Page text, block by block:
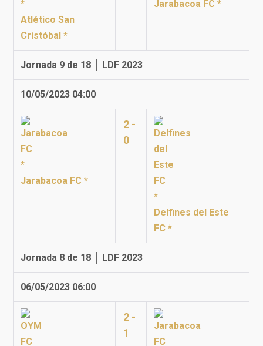
Atlético San
Cristóbal *
Jarabacoa FC *
Jornada 9 de 18 │ LDF 2023
10/05/2023 04:00
Jarabacoa FC *
2 -
0
Delfines del Este
FC *
Jornada 8 de 18 │ LDF 2023
06/05/2023 06:00
2 -
1